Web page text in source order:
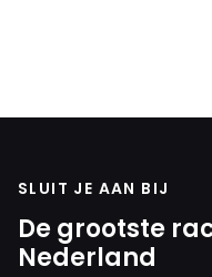
SLUIT JE AAN BIJ
De grootste
Nederland